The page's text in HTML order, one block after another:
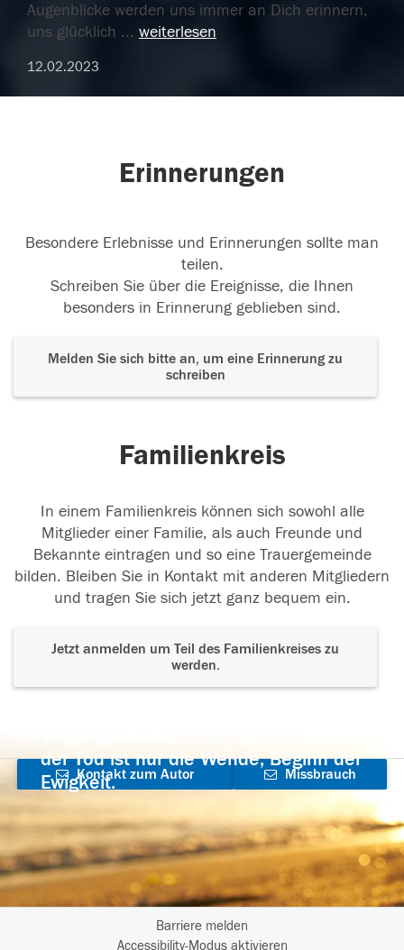
Augenblicke werden uns immer an Dich erinnern,
uns glücklich ... weiterlesen
12.02.2023
Erinnerungen
Besondere Erlebnisse und Erinnerungen sollte man
teilen.
Schreiben Sie über die Ereignisse, die Ihnen
besonders in Erinnerung geblieben sind.
Melden Sie sich bitte an, um eine Erinnerung zu
schreiben
Familienkreis
In einem Familienkreis können sich sowohl alle
Mitglieder einer Familie, als auch Freunde und
Bekannte eintragen und so eine Trauergemeinde
bilden. Bleiben Sie in Kontakt mit anderen Mitgliedern
und tragen Sie sich jetzt ganz bequem ein.
Jetzt anmelden um Teil des Familienkreises zu
werden.
der Tod ist nur die Wende, Beginn der
Ewigkeit.
Kontakt zum Autor
aufnehmen
Missbrauch
Barriere melden
Accessibility-Modus aktivieren